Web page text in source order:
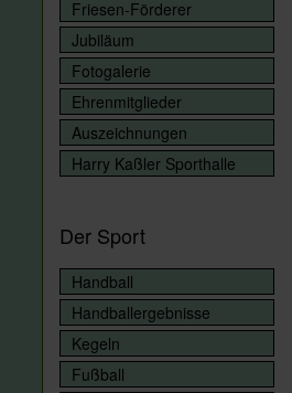
Friesen-Förderer
Jubiläum
Fotogalerie
Ehrenmitglieder
Auszeichnungen
Harry Kaßler Sporthalle
Der Sport
Handball
Handballergebnisse
Kegeln
Fußball